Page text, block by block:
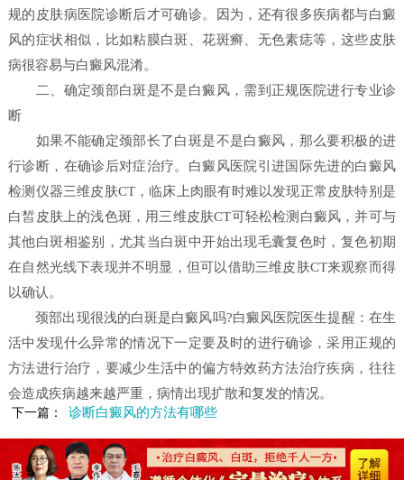
规的皮肤病医院诊断后才可确诊。因为，还有很多疾病都与白癜
风的症状相似，比如粘膜白斑、花斑癣、无色素痣等，这些皮肤
病很容易与白癜风混淆。
二、确定颈部白斑是不是白癜风，需到正规医院进行专业诊
断
如果不能确定颈部长了白斑是不是白癜风，那么要积极的进
行诊断，在确诊后对症治疗。白癜风医院引进国际先进的白癜风
检测仪器三维皮肤CT，临床上肉眼有时难以发现正常皮肤特别是
白皙皮肤上的浅色斑，用三维皮肤CT可轻松检测白癜风，并可与
其他白斑相鉴别，尤其当白斑中开始出现毛囊复色时，复色初期
在自然光线下表现并不明显，但可以借助三维皮肤CT来观察而得
以确认。
颈部出现很浅的白斑是白癜风吗?白癜风医院医生提醒：在生
活中发现什么异常的情况下一定要及时的进行确诊，采用正规的
方法进行治疗，要减少生活中的偏方特效药方法治疗疾病，往往
会造成疾病越来越严重，病情出现扩散和复发的情况。
下一篇： 诊断白癜风的方法有哪些